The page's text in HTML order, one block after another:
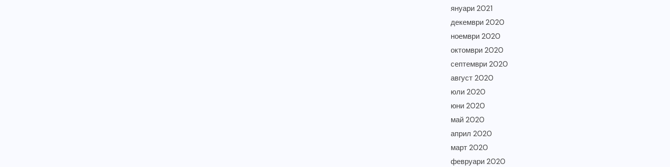
януари 2021
декември 2020
ноември 2020
октомври 2020
септември 2020
август 2020
юли 2020
юни 2020
май 2020
април 2020
март 2020
февруари 2020